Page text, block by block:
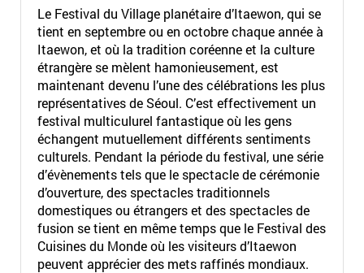
Le Festival du Village planétaire d’Itaewon, qui se
tient en septembre ou en octobre chaque année à
Itaewon, et où la tradition coréenne et la culture
étrangère se mèlent hamonieusement, est
maintenant devenu l’une des célébrations les plus
représentatives de Séoul. C’est effectivement un
festival multiculurel fantastique où les gens
échangent mutuellement différents sentiments
culturels. Pendant la période du festival, une série
d’évènements tels que le spectacle de cérémonie
d’ouverture, des spectacles traditionnels
domestiques ou étrangers et des spectacles de
fusion se tient en même temps que le Festival des
Cuisines du Monde où les visiteurs d’Itaewon
peuvent apprécier des mets raffinés mondiaux.